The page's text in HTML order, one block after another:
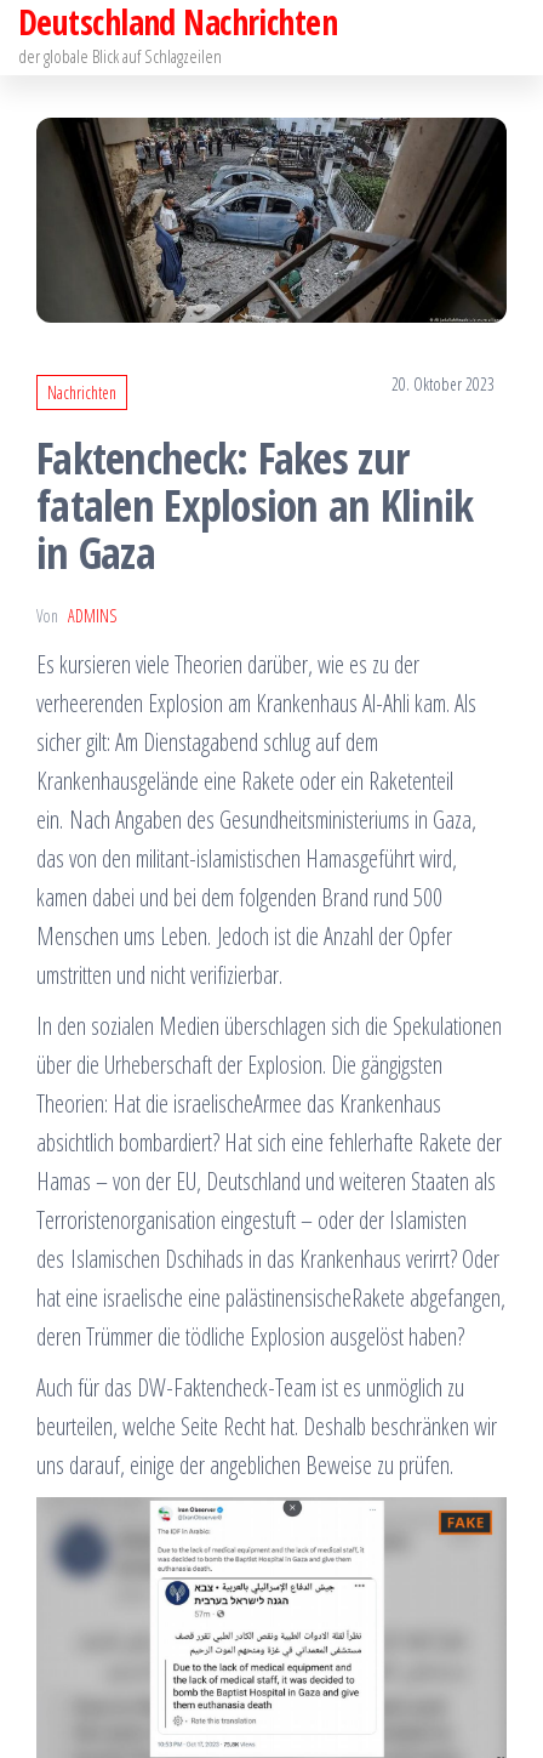
Zum
Inhalt
Deutschland Nachrichten
der globale Blick auf Schlagzeilen
Nachrichten 20. Oktober 2023
Faktencheck: Fakes zur
fatalen Explosion an Klinik
in Gaza
Von ADMINS
Es kursieren viele Theorien darüber, wie es zu der
verheerenden Explosion am Krankenhaus Al-Ahli kam. Als
sicher gilt: Am Dienstagabend schlug auf dem
Krankenhausgelände eine Rakete oder ein Raketenteil
ein. Nach Angaben des Gesundheitsministeriums in Gaza,
das von den militant-islamistischen Hamasgeführt wird,
kamen dabei und bei dem folgenden Brand rund 500
Menschen ums Leben. Jedoch ist die Anzahl der Opfer
umstritten und nicht verifizierbar.
In den sozialen Medien überschlagen sich die Spekulationen
über die Urheberschaft der Explosion. Die gängigsten
Theorien: Hat die israelischeArmee das Krankenhaus
absichtlich bombardiert? Hat sich eine fehlerhafte Rakete der
Hamas – von der EU, Deutschland und weiteren Staaten als
Terroristenorganisation eingestuft – oder der Islamisten
des Islamischen Dschihads in das Krankenhaus verirrt? Oder
hat eine israelische eine palästinensischeRakete abgefangen,
deren Trümmer die tödliche Explosion ausgelöst haben?
Auch für das DW-Faktencheck-Team ist es unmöglich zu
beurteilen, welche Seite Recht hat. Deshalb beschränken wir
uns darauf, einige der angeblichen Beweise zu prüfen.